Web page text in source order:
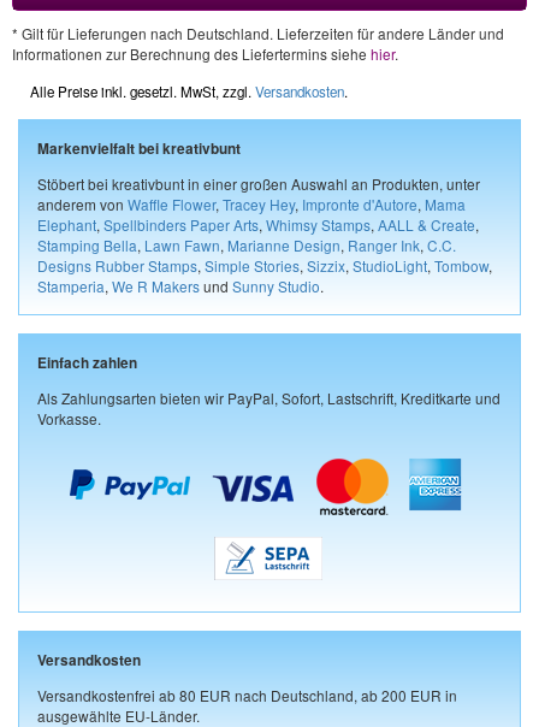
* Gilt für Lieferungen nach Deutschland. Lieferzeiten für andere Länder und
Informationen zur Berechnung des Liefertermins siehe hier.
Alle Preise inkl. gesetzl. MwSt, zzgl. Versandkosten.
Markenvielfalt bei kreativbunt
Stöbert bei kreativbunt in einer großen Auswahl an Produkten, unter
anderem von Waffle Flower, Tracey Hey, Impronte d'Autore, Mama
Elephant, Spellbinders Paper Arts, Whimsy Stamps, AALL & Create,
Stamping Bella, Lawn Fawn, Marianne Design, Ranger Ink, C.C.
Designs Rubber Stamps, Simple Stories, Sizzix, StudioLight, Tombow,
Stamperia, We R Makersund Sunny Studio.
Einfach zahlen
Als Zahlungsarten bieten wir PayPal, Sofort, Lastschrift, Kreditkarte und
Vorkasse.
Versandkosten
Versandkostenfrei ab 80 EUR nach Deutschland, ab 200 EUR in
ausgewählte EU-Länder.